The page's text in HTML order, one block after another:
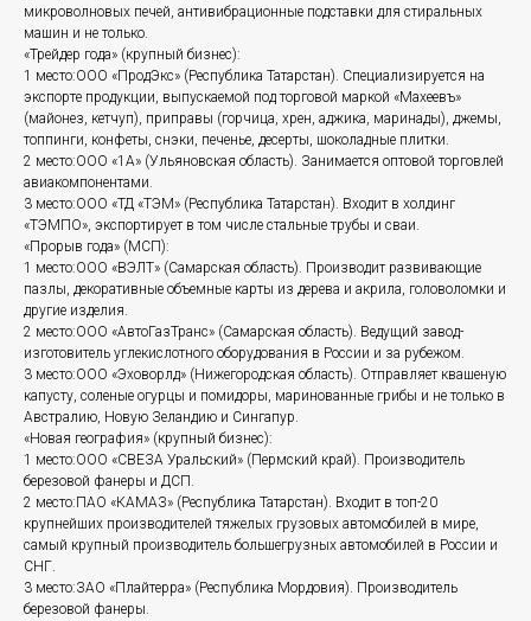
микроволновых печей, антивибрационные подставки для стиральных
машин и не только.
«Трейдер года» (крупный бизнес):
1 место:ООО «ПродЭкс» (Республика Татарстан). Специализируется на
экспорте продукции, выпускаемой под торговой маркой «Махеевъ»
(майонез, кетчуп), приправы (горчица, хрен, аджика, маринады), джемы,
топпинги, конфеты, снэки, печенье, десерты, шоколадные плитки.
2 место:ООО «1А» (Ульяновская область). Занимается оптовой торговлей
авиакомпонентами.
3 место:ООО «ТД «ТЭМ» (Республика Татарстан). Входит в холдинг
«ТЭМПО», экспортирует в том числе стальные трубы и сваи.
«Прорыв года» (МСП):
1 место:ООО «ВЭЛТ» (Самарская область). Производит развивающие
пазлы, декоративные объемные карты из дерева и акрила, головоломки и
другие изделия.
2 место:ООО «АвтоГазТранс» (Самарская область). Ведущий завод-
изготовитель углекислотного оборудования в России и за рубежом.
3 место:ООО «Эховорлд» (Нижегородская область). Отправляет квашеную
капусту, соленые огурцы и помидоры, маринованные грибы и не только в
Австралию, Новую Зеландию и Сингапур.
«Новая география» (крупный бизнес):
1 место:ООО «СВЕЗА Уральский» (Пермский край). Производитель
березовой фанеры и ДСП.
2 место:ПАО «КАМАЗ» (Республика Татарстан). Входит в топ-20
крупнейших производителей тяжелых грузовых автомобилей в мире,
самый крупный производитель большегрузных автомобилей в России и
СНГ.
3 место:ЗАО «Плайтерра» (Республика Мордовия). Производитель
березовой фанеры.